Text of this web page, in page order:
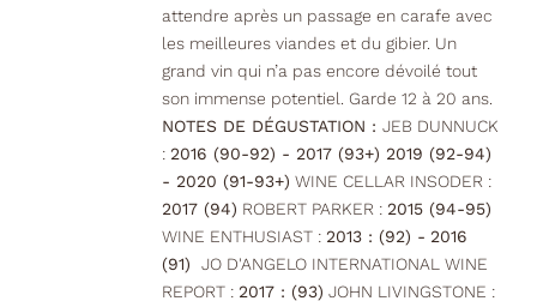
attendre après un passage en carafe avec
les meilleures viandes et du gibier. Un
grand vin qui n’a pas encore dévoilé tout
son immense potentiel. Garde 12 à 20 ans.
NOTES DE DÉGUSTATION : JEB DUNNUCK
: 2016 (90-92) - 2017 (93+) 2019 (92-94)
- 2020 (91-93+) WINE CELLAR INSODER :
2017 (94) ROBERT PARKER : 2015 (94-95)
WINE ENTHUSIAST : 2013 : (92) - 2016
(91)
JO D'ANGELO INTERNATIONAL WINE
REPORT : 2017 : (93) JOHN LIVINGSTONE :